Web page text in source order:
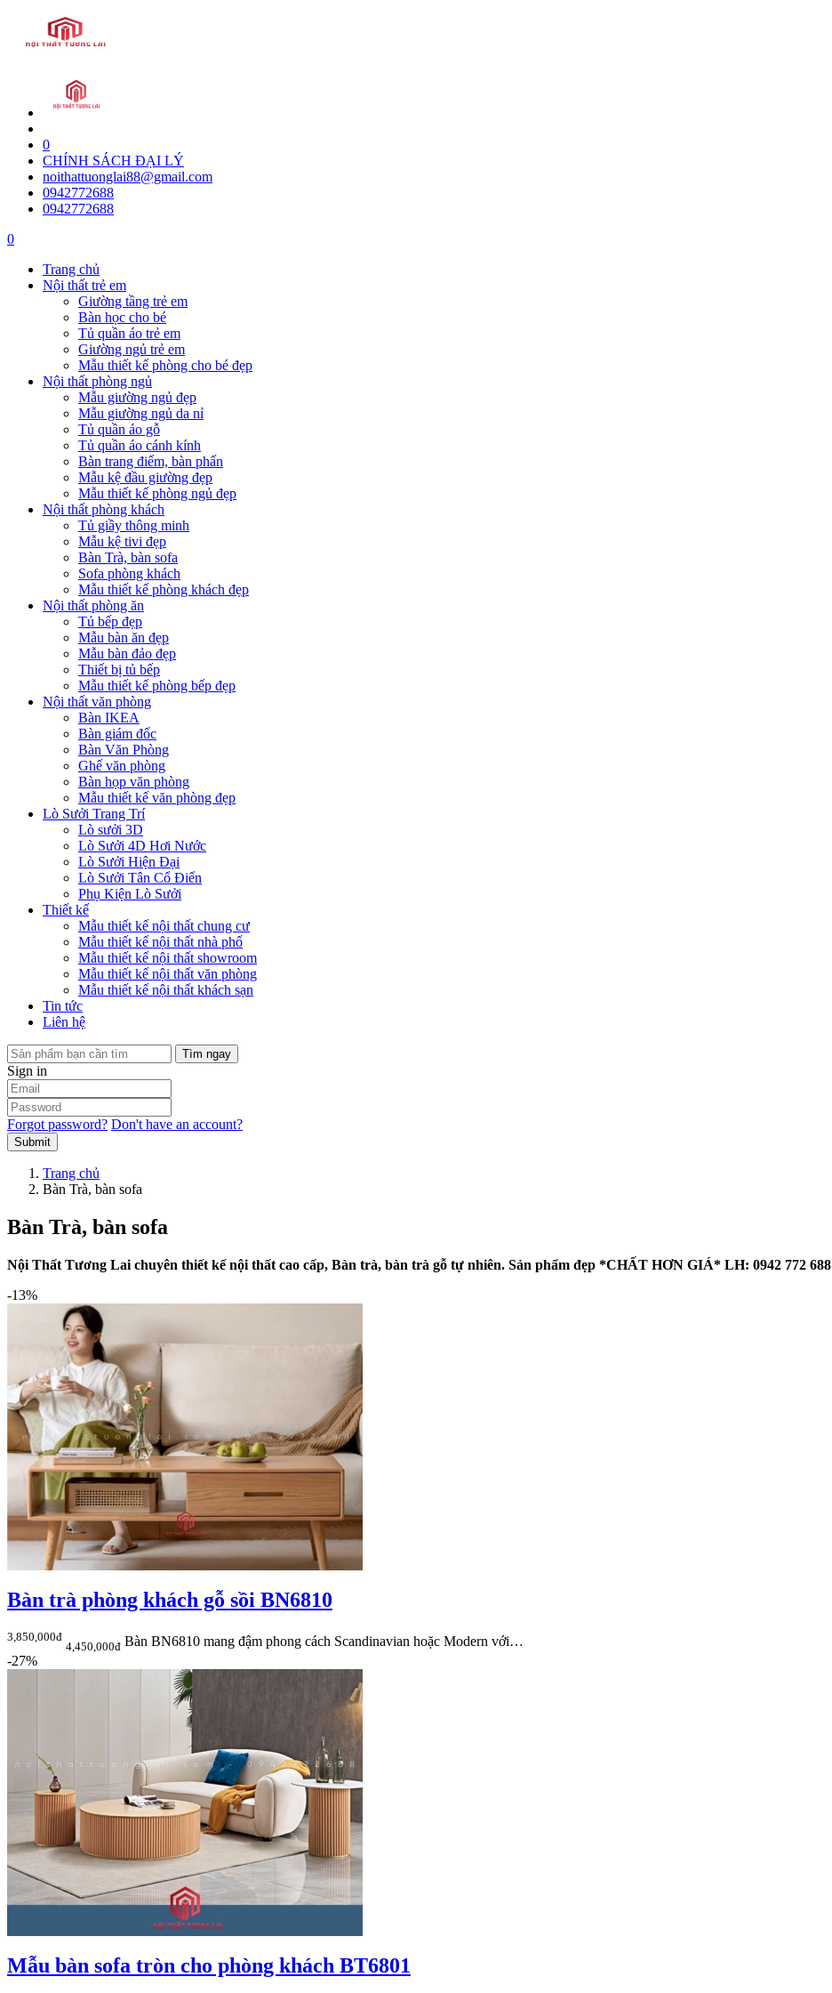
0
CHÍNH SÁCH ĐẠI LÝ
noithattuonglai88@gmail.com
0942772688
0942772688
0
Trang chủ
Nội thất trẻ em
Giường tầng trẻ em
Bàn học cho bé
Tủ quần áo trẻ em
Giường ngủ trẻ em
Mẫu thiết kế phòng cho bé đẹp
Nội thất phòng ngủ
Mẫu giường ngủ đẹp
Mẫu giường ngủ da nỉ
Tủ quần áo gỗ
Tủ quần áo cánh kính
Bàn trang điểm, bàn phấn
Mẫu kệ đầu giường đẹp
Mẫu thiết kế phòng ngủ đẹp
Nội thất phòng khách
Tủ giầy thông minh
Mẫu kệ tivi đẹp
Bàn Trà, bàn sofa
Sofa phòng khách
Mẫu thiết kế phòng khách đẹp
Nội thất phòng ăn
Tủ bếp đẹp
Mẫu bàn ăn đẹp
Mẫu bàn đảo đẹp
Thiết bị tủ bếp
Mẫu thiết kế phòng bếp đẹp
Nội thất văn phòng
Bàn IKEA
Bàn giám đốc
Bàn Văn Phòng
Ghế văn phòng
Bàn họp văn phòng
Mẫu thiết kế văn phòng đẹp
Lò Sưởi Trang Trí
Lò sưởi 3D
Lò Sưởi 4D Hơi Nước
Lò Sưởi Hiện Đại
Lò Sưởi Tân Cổ Điển
Phụ Kiện Lò Sưởi
Thiết kế
Mẫu thiết kế nội thất chung cư
Mẫu thiết kế nội thất nhà phố
Mẫu thiết kế nội thất showroom
Mẫu thiết kế nội thất văn phòng
Mẫu thiết kế nội thất khách sạn
Tin tức
Liên hệ
Tìm ngay
Sign in
Forgot password? Don't have an account?
Submit
Trang chủ
Bàn Trà, bàn sofa
Bàn Trà, bàn sofa
Nội Thất Tương Lai chuyên thiết kế nội thất cao cấp, Bàn trà, bàn trà gỗ tự nhiên. Sản phẩm đẹp *CHẤT HƠN GIÁ* LH: 0942 772 688
-13%
Bàn trà phòng khách gỗ sồi BN6810
3,850,000đ
4,450,000đ Bàn BN6810 mang đậm phong cách Scandinavian hoặc Modern với…
-27%
Mẫu bàn sofa tròn cho phòng khách BT6801